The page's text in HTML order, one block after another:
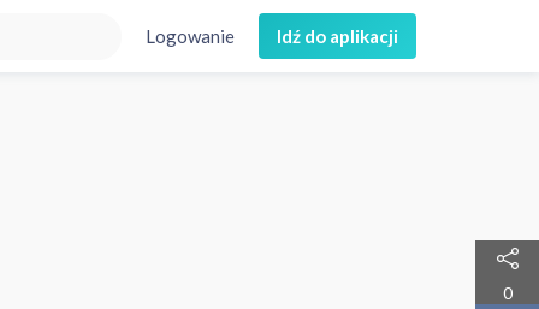
Logowanie Idź do aplikacji
0